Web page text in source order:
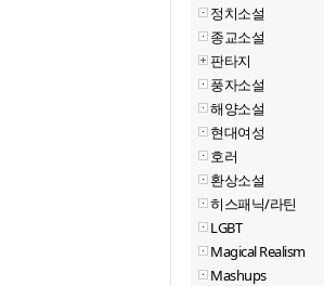
정치소설
종교소설
판타지
풍자소설
해양소설
현대여성
호러
환상소설
히스패닉/라틴
LGBT
Magical Realism
Mashups